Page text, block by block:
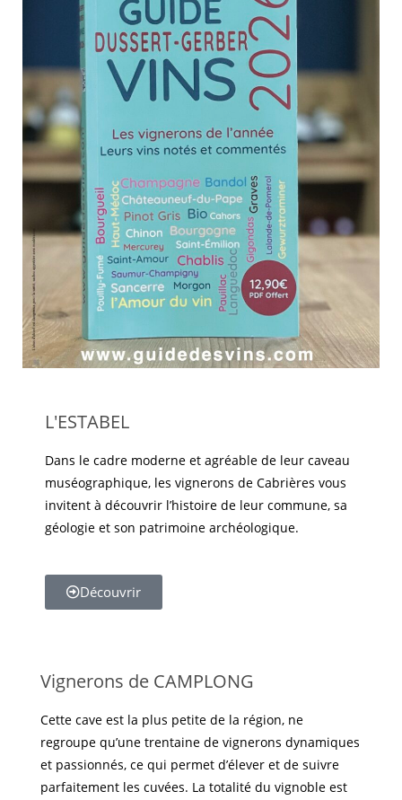
L'ESTABEL
Dans le cadre moderne et agréable de leur caveau
muséographique, les vignerons de Cabrières vous
invitent à découvrir l’histoire de leur commune, sa
géologie et son patrimoine archéologique.
Découvrir
Vignerons de CAMPLONG
Cette cave est la plus petite de la région, ne
regroupe qu’une trentaine de vignerons dynamiques
et passionnés, ce qui permet d’élever et de suivre
parfaitement les cuvées. La totalité du vignoble est